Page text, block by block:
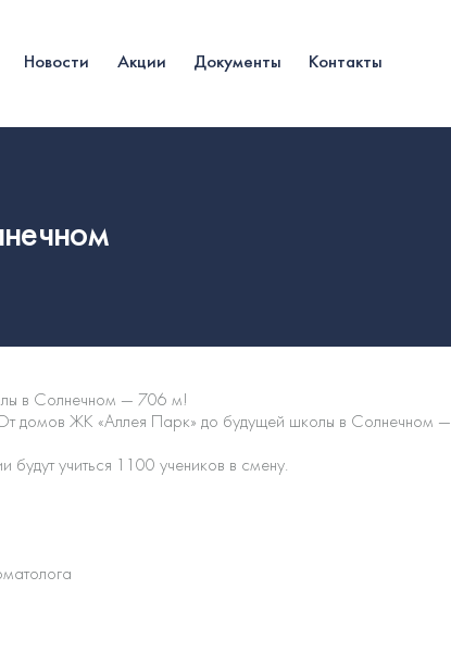
Новости Акции Документы Контакты
в Солнечном — 706 м!
домов ЖК «Аллея Парк» до будущей школы в Солнечном —
учиться 1100 учеников в смену.